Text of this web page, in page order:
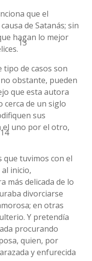
que el
de Satanás; sin
hagan lo mejor
13
tipo de casos son
obstante, pueden
que esta autora
cerca de un siglo
sus
el uno por el otro,
14
que tuvimos con el
inicio,
más delicada de lo
divorciarse
en otras
Y pretendía
procurando
quien, por
y enfurecida